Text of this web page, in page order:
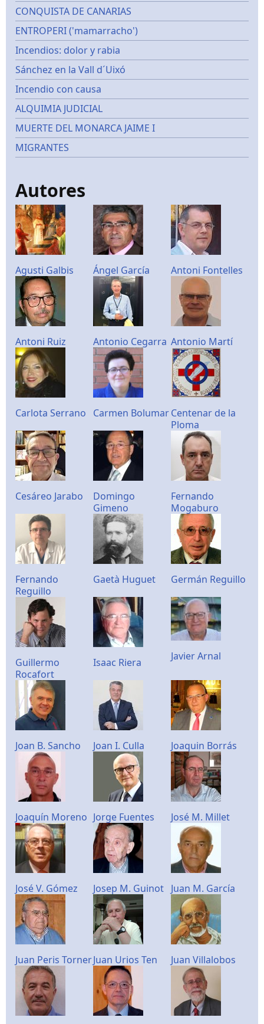
CONQUISTA DE CANARIAS
ENTROPERI ('mamarracho')
Incendios: dolor y rabia
Sánchez en la Vall d´Uixó
Incendio con causa
ALQUIMIA JUDICIAL
MUERTE DEL MONARCA JAIME I
MIGRANTES
Autores
Agusti Galbis Ángel García Antoni Fontelles
Antoni Ruiz Antonio Cegarra Antonio Martí
Carlota Serrano Carmen BolumarCentenar de la
Ploma
Cesáreo Jarabo
Domingo
Gimeno
Fernando
Mogaburo
Fernando
Reguillo
Gaetà Huguet Germán Reguillo
Guillermo
Rocafort
Isaac Riera Javier Arnal
Joan B. Sancho Joan I. Culla Joaquin Borrás
Joaquín Moreno Jorge Fuentes José M. Millet
José V. Gómez Josep M. Guinot Juan M. García
Juan Peris TornerJuan Urios Ten Juan Villalobos